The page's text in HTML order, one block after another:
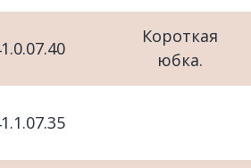
Короткая
юбка.